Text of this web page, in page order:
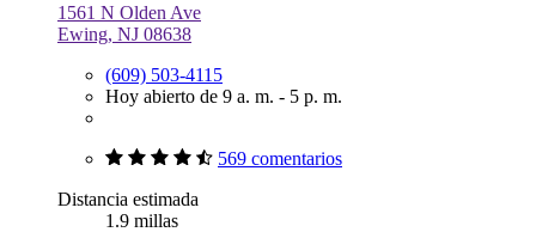
1561 N Olden Ave
Ewing, NJ 08638
(609) 503-4115
Hoy abierto de 9 a. m. - 5 p. m.
569 comentarios
Distancia estimada
1.9 millas